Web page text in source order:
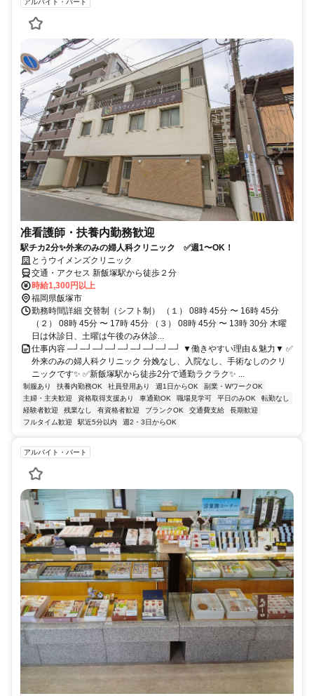
アルバイト・パート
准看護師・扶養内勤務歓迎
駅チカ2分✨外来のみの婦人科クリニック ✅週1〜OK！
とうウイメンズクリニック
交通・アクセス 新飯塚駅から徒歩２分
時給1,300円以上
福岡県飯塚市
勤務時間詳細 交替制（シフト制） （１） 08時 45分 〜 16時 45分
（２） 08時 45分 〜 17時 45分 （３） 08時 45分 〜 13時 30分 木曜
日は休診日、土曜は午後のみ休診...
仕事内容 ─┘─┘─┘─┘─┘─┘─┘─┘─┘ ▼働きやすい理由＆魅力▼ ✅
外来のみの婦人科クリニック 分娩なし、入院なし、手術なしのクリ
ニックです✨ ✅新飯塚駅から徒歩2分で通勤ラクラク✨ ...
制服あり 扶養内勤務OK 社員登用あり 週1日からOK
副業・WワークOK
主婦・主夫歓迎
資格取得支援あり 車通勤OK 職場見学可 平日のみOK
転勤なし
経験者歓迎
残業なし 有資格者歓迎 ブランクOK 交通費支給
長期歓迎
フルタイム歓迎
駅近5分以内 週2・3日からOK
アルバイト・パート